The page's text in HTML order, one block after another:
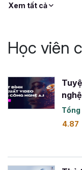
- Content Creator
Xem tất cả
Học viên
Tổng
4.87